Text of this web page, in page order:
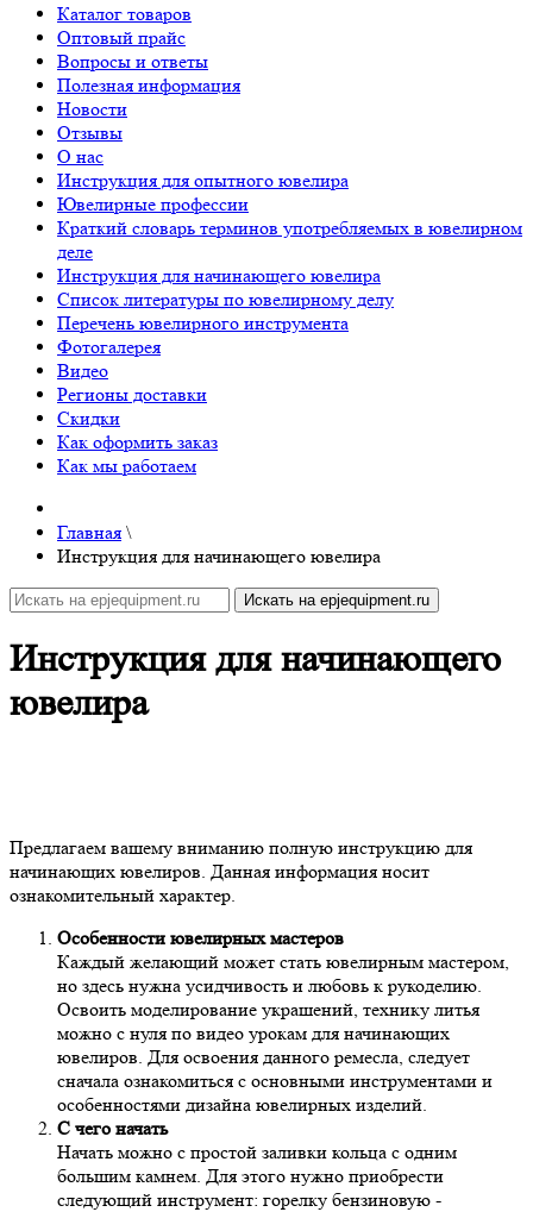
Каталог товаров
Оптовый прайс
Вопросы и ответы
Полезная информация
Новости
Отзывы
О нас
Инструкция для опытного ювелира
Ювелирные профессии
Краткий словарь терминов употребляемых в ювелирном
деле
Инструкция для начинающего ювелира
Список литературы по ювелирному делу
Перечень ювелирного инструмента
Фотогалерея
Видео
Регионы доставки
Скидки
Как оформить заказ
Как мы работаем
Главная \
Инструкция для начинающего ювелира
Инструкция для начинающего
ювелира
Предлагаем вашему вниманию полную инструкцию для
начинающих ювелиров. Данная информация носит
ознакомительный характер.
Особенности ювелирных мастеров
Каждый желающий может стать ювелирным мастером,
но здесь нужна усидчивость и любовь к рукоделию.
Освоить моделирование украшений, технику литья
можно с нуля по видео урокам для начинающих
ювелиров. Для освоения данного ремесла, следует
сначала ознакомиться с основными инструментами и
особенностями дизайна ювелирных изделий.
С чего начать
Начать можно с простой заливки кольца с одним
большим камнем. Для этого нужно приобрести
следующий инструмент: горелку бензиновую -